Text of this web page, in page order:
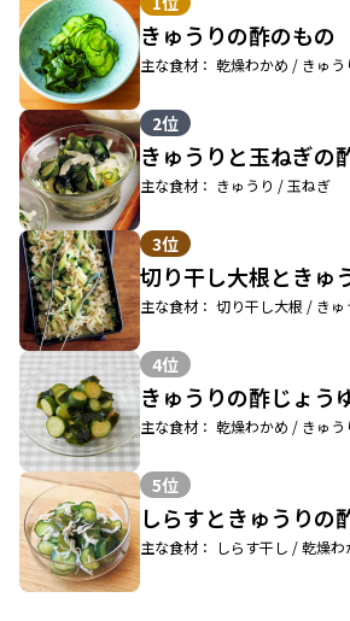
きゅうりの酢のもの
主な食材： 乾燥わかめ / きゅう
2位
きゅうりと玉ねぎの
主な食材： きゅうり / 玉ねぎ
3位
切り干し大根ときゅ
主な食材： 切り干し大根 / きゅ
4位
きゅうりの酢じょう
主な食材： 乾燥わかめ / きゅう
5位
しらすときゅうりの
主な食材： しらす干し / 乾燥わ